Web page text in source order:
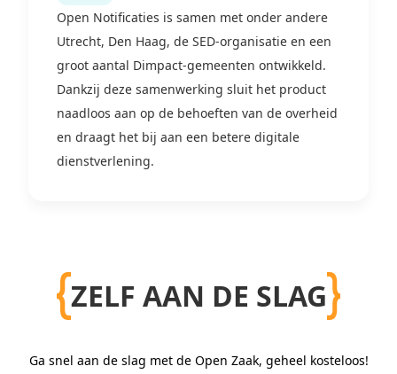
Open Notificaties is samen met onder andere
Utrecht, Den Haag, de SED-organisatie en een
groot aantal Dimpact-gemeenten ontwikkeld.
Dankzij deze samenwerking sluit het product
naadloos aan op de behoeften van de overheid
en draagt het bij aan een betere digitale
dienstverlening.
ZELF AAN DE SLAG
Ga snel aan de slag met de Open Zaak, geheel kosteloos!